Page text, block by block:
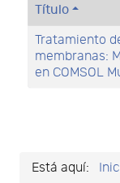
Título
Tratamiento
membranas:
en COMSOL
Está aquí: